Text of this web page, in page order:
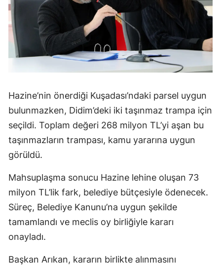
Hazine’nin önerdiği Kuşadası’ndaki parsel uygun
bulunmazken, Didim’deki iki taşınmaz trampa için
seçildi. Toplam değeri 268 milyon TL’yi aşan bu
taşınmazların trampası, kamu yararına uygun
görüldü.
Mahsuplaşma sonucu Hazine lehine oluşan 73
milyon TL’lik fark, belediye bütçesiyle ödenecek.
Süreç, Belediye Kanunu’na uygun şekilde
tamamlandı ve meclis oy birliğiyle kararı
onayladı.
Başkan Arıkan, kararın birlikte alınmasını